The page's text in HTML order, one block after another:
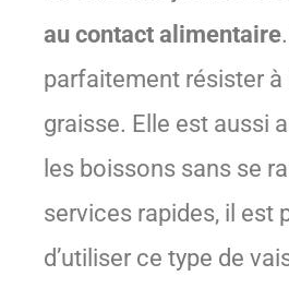
au contact alimentaire
parfaitement résister à
graisse. Elle est aussi
les boissons sans se
services rapides, il est
d’utiliser ce type de